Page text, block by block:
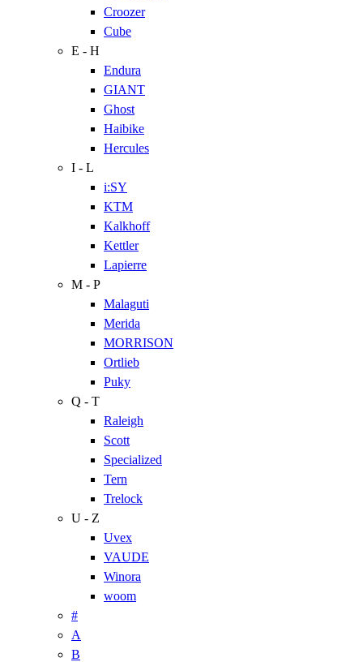
Croozer
Cube
E - H
Endura
GIANT
Ghost
Haibike
Hercules
I - L
i:SY
KTM
Kalkhoff
Kettler
Lapierre
M - P
Malaguti
Merida
MORRISON
Ortlieb
Puky
Q - T
Raleigh
Scott
Specialized
Tern
Trelock
U - Z
Uvex
VAUDE
Winora
woom
#
A
B